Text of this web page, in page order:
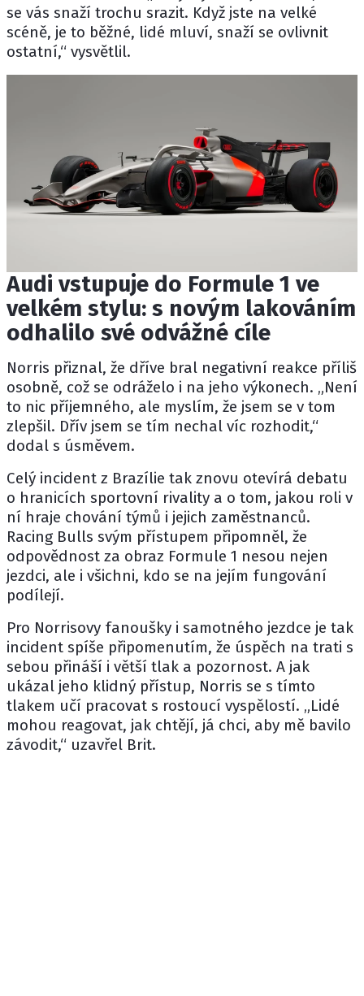
se vás snaží trochu srazit. Když jste na velké
scéně, je to běžné, lidé mluví, snaží se ovlivnit
ostatní,“ vysvětlil.
Audi vstupuje do Formule 1 ve
velkém stylu: s novým lakováním
odhalilo své odvážné cíle
Norris přiznal, že dříve bral negativní reakce příliš
osobně, což se odráželo i na jeho výkonech. „Není
to nic příjemného, ale myslím, že jsem se v tom
zlepšil. Dřív jsem se tím nechal víc rozhodit,“
dodal s úsměvem.
Celý incident z Brazílie tak znovu otevírá debatu
o hranicích sportovní rivality a o tom, jakou roli v
ní hraje chování týmů i jejich zaměstnanců.
Racing Bulls svým přístupem připomněl, že
odpovědnost za obraz Formule 1 nesou nejen
jezdci, ale i všichni, kdo se na jejím fungování
podílejí.
Pro Norrisovy fanoušky i samotného jezdce je tak
incident spíše připomenutím, že úspěch na trati s
sebou přináší i větší tlak a pozornost. A jak
ukázal jeho klidný přístup, Norris se s tímto
tlakem učí pracovat s rostoucí vyspělostí. „Lidé
mohou reagovat, jak chtějí, já chci, aby mě bavilo
závodit,“ uzavřel Brit.